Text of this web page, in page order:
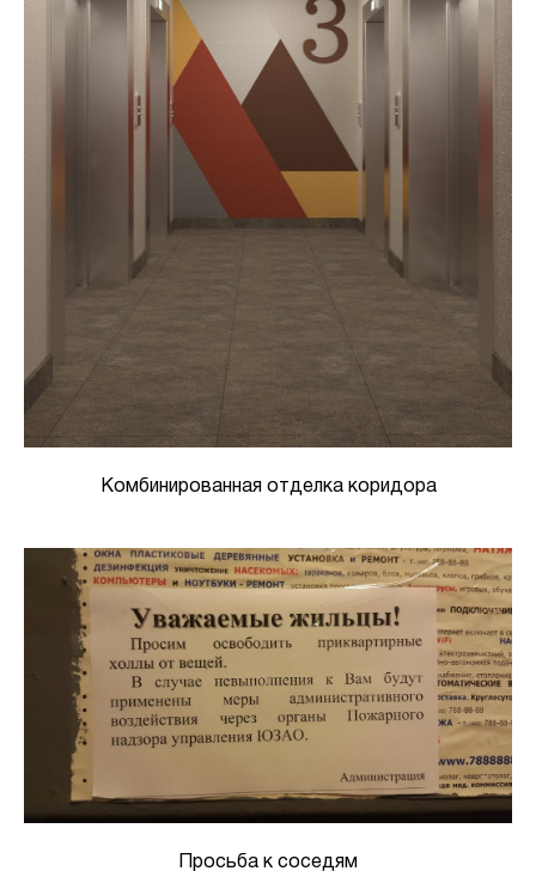
Комбинированная отделка коридора
Просьба к соседям